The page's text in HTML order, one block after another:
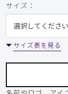
サイズ：
サイズ表を見る